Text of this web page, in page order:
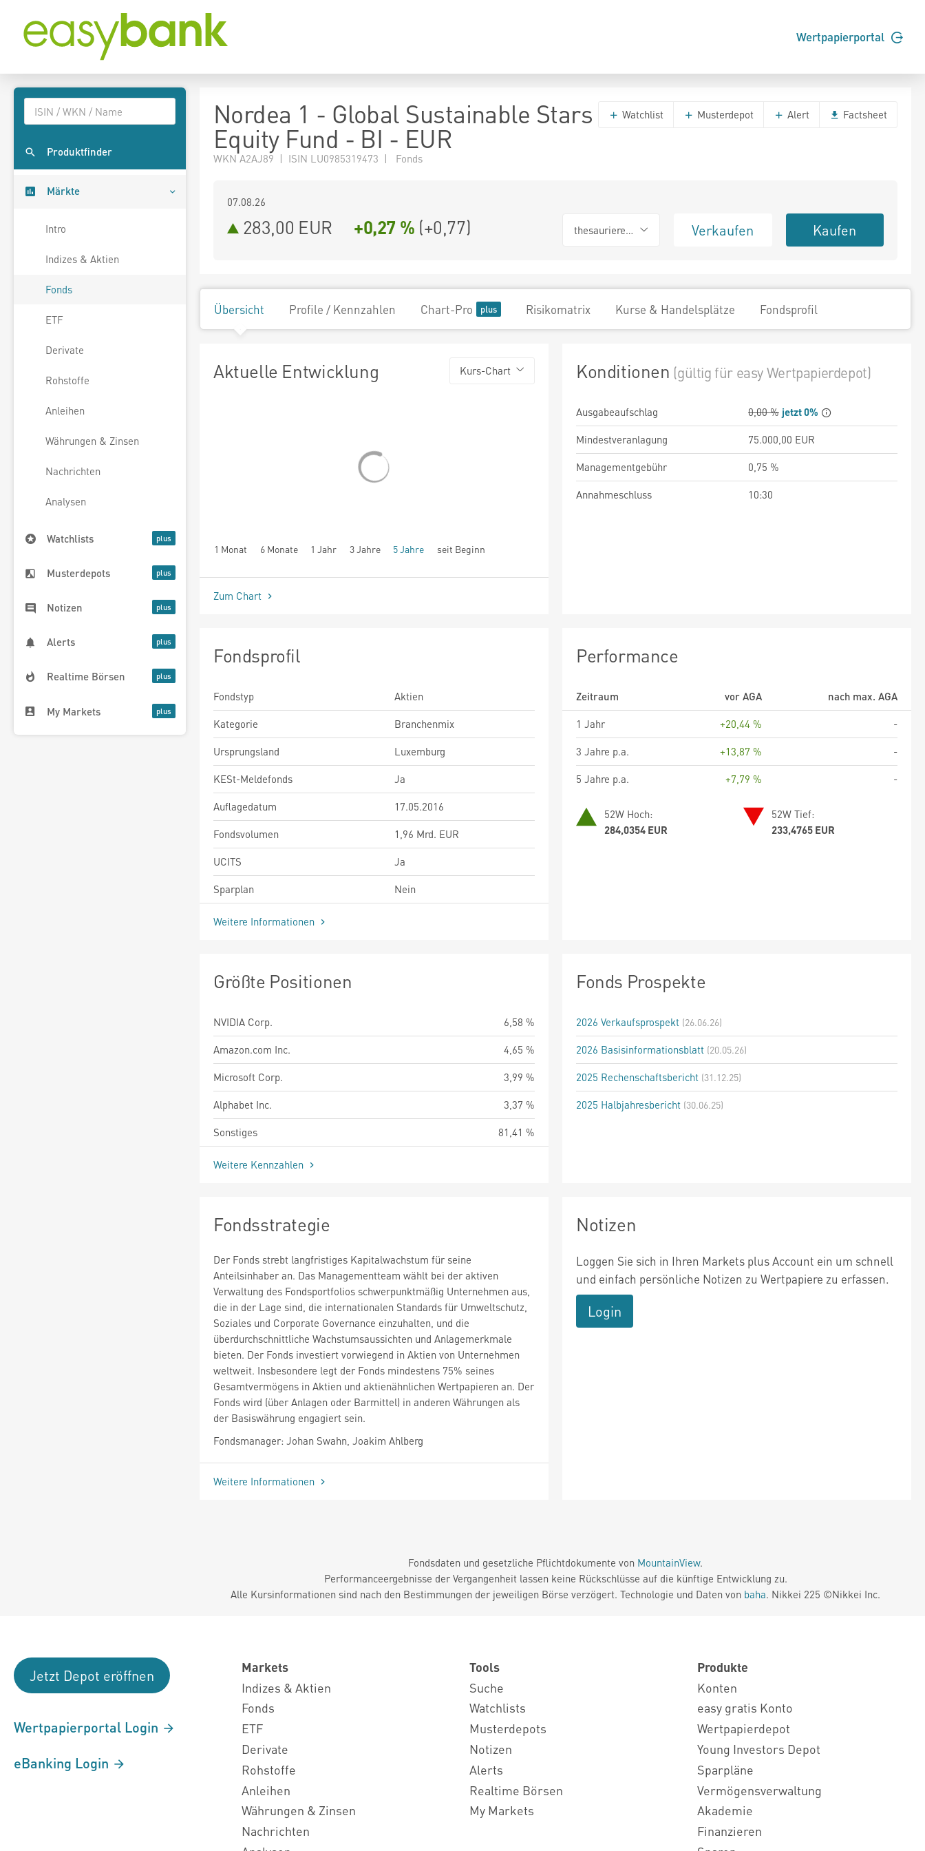
Wertpapierportal
Produktfinder
Märkte
Intro
Indizes & Aktien
Fonds
ETF
Derivate
Rohstoffe
Anleihen
Währungen & Zinsen
Nachrichten
Analysen
Watchlists
Musterdepots
Notizen
Alerts
Realtime Börsen
My Markets
Nordea 1 - Global Sustainable Stars
Equity Fund - BI - EUR
WKN A2AJ89 | ISIN LU0985319473 | Fonds
Watchlist Musterdepot Alert Factsheet
07.08.26
283,00 EUR +0,27 % (+0,77) thesaurierend Verkaufen Kaufen
Übersicht Profile / Kennzahlen Chart-Pro Risikomatrix Kurse & Handelsplätze Fondsprofil
Aktuelle Entwicklung Kurs-Chart
1 Monat 6 Monate 1 Jahr 3 Jahre 5 Jahre seit Beginn
Zum Chart
Konditionen (gültig für easy Wertpapierdepot)
Ausgabeaufschlag 0,00 % jetzt 0%
Mindestveranlagung
75.000,00 EUR
Managementgebühr
0,75 %
Annahmeschluss
10:30
Fondsprofil
Fondstyp
Aktien
Kategorie
Branchenmix
Ursprungsland
Luxemburg
KESt-Meldefonds
Ja
Auflagedatum
17.05.2016
Fondsvolumen
1,96 Mrd. EUR
UCITS
Ja
Sparplan
Nein
Weitere Informationen
Performance
Zeitraum vor AGA
nach max. AGA
1 Jahr
+20,44 %
-
3 Jahre p.a.
+13,87 %
-
5 Jahre p.a.
+7,79 % -
52W Hoch:
284,0354 EUR
52W Tief:
233,4765 EUR
Größte Positionen
NVIDIA Corp.
6,58 %
Amazon.com Inc.
4,65 %
Microsoft Corp.
3,99 %
Alphabet Inc.
3,37 %
Sonstiges
81,41 %
Weitere Kennzahlen
Fonds Prospekte
2026 Verkaufsprospekt (26.06.26)
2026 Basisinformationsblatt (20.05.26)
2025 Rechenschaftsbericht (31.12.25)
2025 Halbjahresbericht (30.06.25)
Fondsstrategie
Der Fonds strebt langfristiges Kapitalwachstum für seine
Anteilsinhaber an. Das Managementteam wählt bei der aktiven
Verwaltung des Fondsportfolios schwerpunktmäßig Unternehmen aus,
die in der Lage sind, die internationalen Standards für Umweltschutz,
Soziales und Corporate Governance einzuhalten, und die
überdurchschnittliche Wachstumsaussichten und Anlagemerkmale
bieten. Der Fonds investiert vorwiegend in Aktien von Unternehmen
weltweit. Insbesondere legt der Fonds mindestens 75% seines
Gesamtvermögens in Aktien und aktienähnlichen Wertpapieren an. Der
Fonds wird (über Anlagen oder Barmittel) in anderen Währungen als
der Basiswährung engagiert sein.
Fondsmanager: Johan Swahn, Joakim Ahlberg
Weitere Informationen
Notizen
Loggen Sie sich in Ihren Markets plus Account ein um schnell
und einfach persönliche Notizen zu Wertpapiere zu erfassen.
Login
Fondsdaten und gesetzliche Pflichtdokumente von MountainView.
Performanceergebnisse der Vergangenheit lassen keine Rückschlüsse auf die künftige Entwicklung zu.
Alle Kursinformationen sind nach den Bestimmungen der jeweiligen Börse verzögert. Technologie und Daten von baha. Nikkei 225 ©Nikkei Inc.
Jetzt Depot eröffnen
Wertpapierportal Login
eBanking Login
Markets
Indizes & Aktien
Fonds
ETF
Derivate
Rohstoffe
Anleihen
Währungen & Zinsen
Nachrichten
Tools
Suche
Watchlists
Musterdepots
Notizen
Alerts
Realtime Börsen
My Markets
Produkte
Konten
easy gratis Konto
Wertpapierdepot
Young Investors Depot
Sparpläne
Vermögensverwaltung
Akademie
Finanzieren